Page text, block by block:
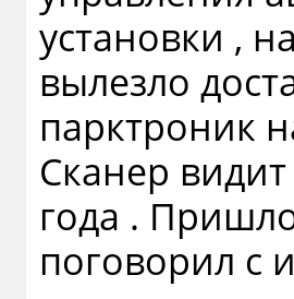
установки ,
вылезло
парктроник
Сканер
года .
поговорил с